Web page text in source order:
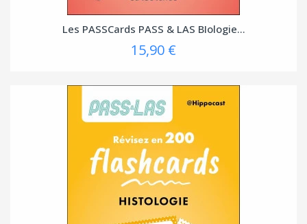
Les PASSCards PASS & LAS BIologie...
15,90 €